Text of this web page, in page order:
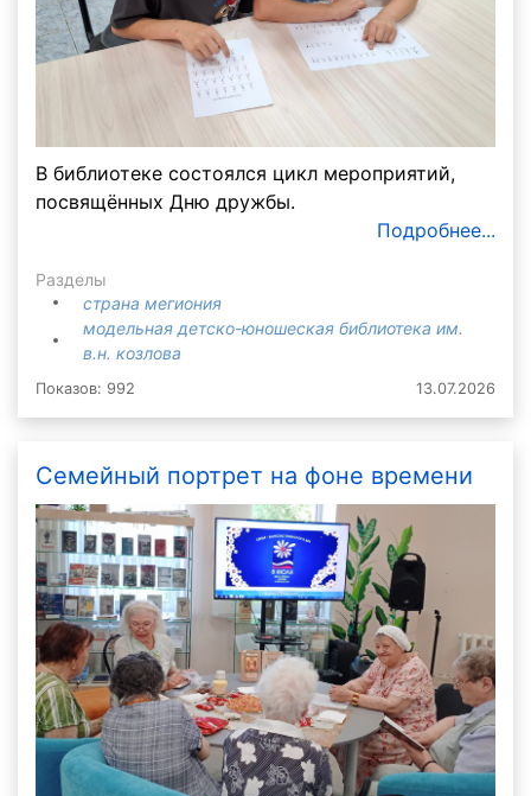
В библиотеке состоялся цикл мероприятий,
посвящённых Дню дружбы.
Подробнее...
Разделы
страна мегиония
модельная детско-юношеская библиотека им.
в.н. козлова
Показов: 992 13.07.2026
Семейный портрет на фоне времени